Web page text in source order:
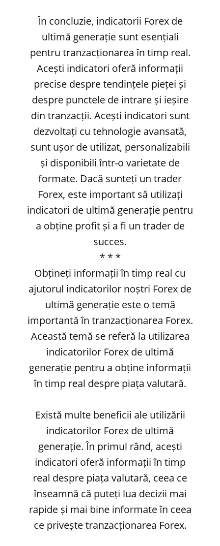
În concluzie, indicatorii Forex de
ultimă generație sunt esențiali
pentru tranzacționarea în timp real.
Acești indicatori oferă informații
precise despre tendințele pieței și
despre punctele de intrare și ieșire
din tranzacții. Acești indicatori sunt
dezvoltați cu tehnologie avansată,
sunt ușor de utilizat, personalizabili
și disponibili într-o varietate de
formate. Dacă sunteți un trader
Forex, este important să utilizați
indicatori de ultimă generație pentru
a obține profit și a fi un trader de
succes.
* * *
Obțineți informații în timp real cu
ajutorul indicatorilor noștri Forex de
ultimă generație este o temă
importantă în tranzacționarea Forex.
Această temă se referă la utilizarea
indicatorilor Forex de ultimă
generație pentru a obține informații
în timp real despre piața valutară.
Există multe beneficii ale utilizării
indicatorilor Forex de ultimă
generație. În primul rând, acești
indicatori oferă informații în timp
real despre piața valutară, ceea ce
înseamnă că puteți lua decizii mai
rapide și mai bine informate în ceea
ce privește tranzacționarea Forex.